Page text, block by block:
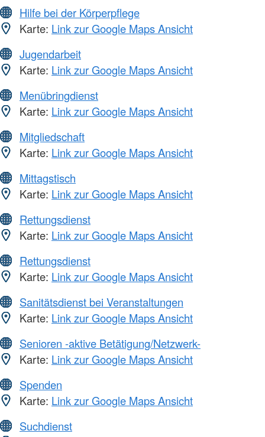
Hilfe bei der Körperpflege
Karte: Link zur Google Maps Ansicht
Jugendarbeit
Karte: Link zur Google Maps Ansicht
Menübringdienst
Karte: Link zur Google Maps Ansicht
Mitgliedschaft
Karte: Link zur Google Maps Ansicht
Mittagstisch
Karte: Link zur Google Maps Ansicht
Rettungsdienst
Karte: Link zur Google Maps Ansicht
Rettungsdienst
Karte: Link zur Google Maps Ansicht
Sanitätsdienst bei Veranstaltungen
Karte: Link zur Google Maps Ansicht
Senioren -aktive Betätigung/Netzwerk-
Karte: Link zur Google Maps Ansicht
Spenden
Karte: Link zur Google Maps Ansicht
Suchdienst